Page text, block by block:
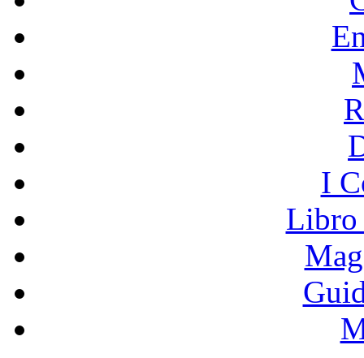
I
Libro